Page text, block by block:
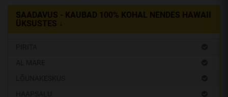
SAADAVUS - KAUBAD 100% KOHAL NENDES HAWAII
ÜKSUSTES ↓